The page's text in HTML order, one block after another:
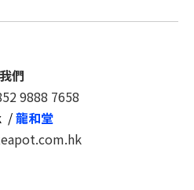
們
9888 7658
/龍和堂